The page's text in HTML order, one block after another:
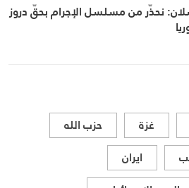
نحذّر من مسلسل الإجرام بحقّ دروز
غزة
حزب الله
ايران